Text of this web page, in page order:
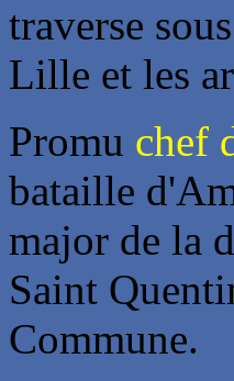
traverse
Lille et les
Promu chef
bataille
major de la
Saint
Commune.